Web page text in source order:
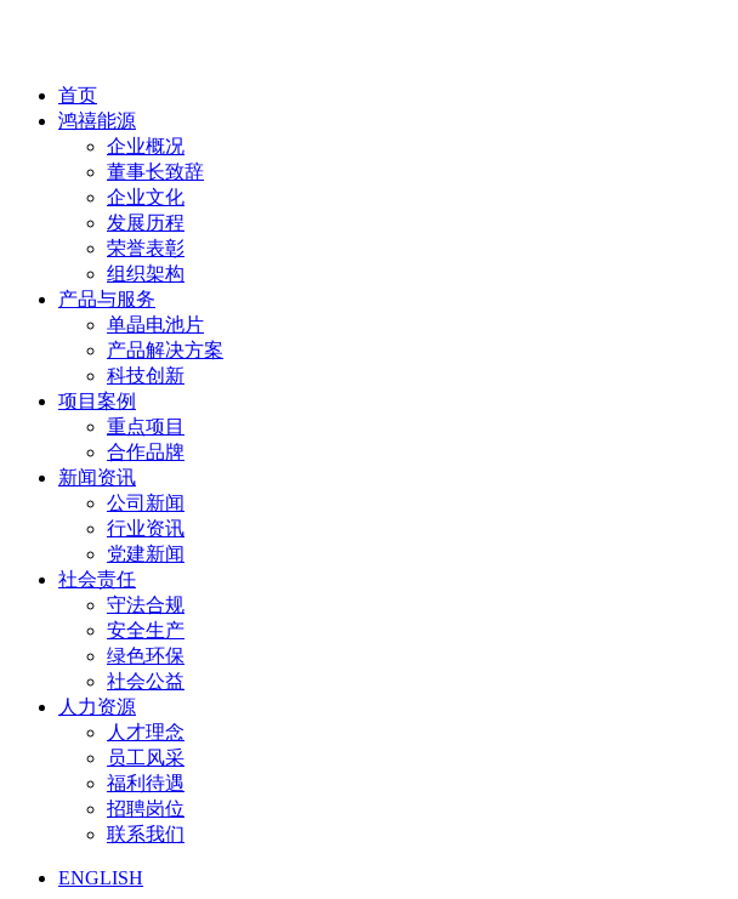
首页
鸿禧能源
企业概况
董事长致辞
企业文化
发展历程
荣誉表彰
组织架构
产品与服务
单晶电池片
产品解决方案
科技创新
项目案例
重点项目
合作品牌
新闻资讯
公司新闻
行业资讯
党建新闻
社会责任
守法合规
安全生产
绿色环保
社会公益
人力资源
人才理念
员工风采
福利待遇
招聘岗位
联系我们
ENGLISH